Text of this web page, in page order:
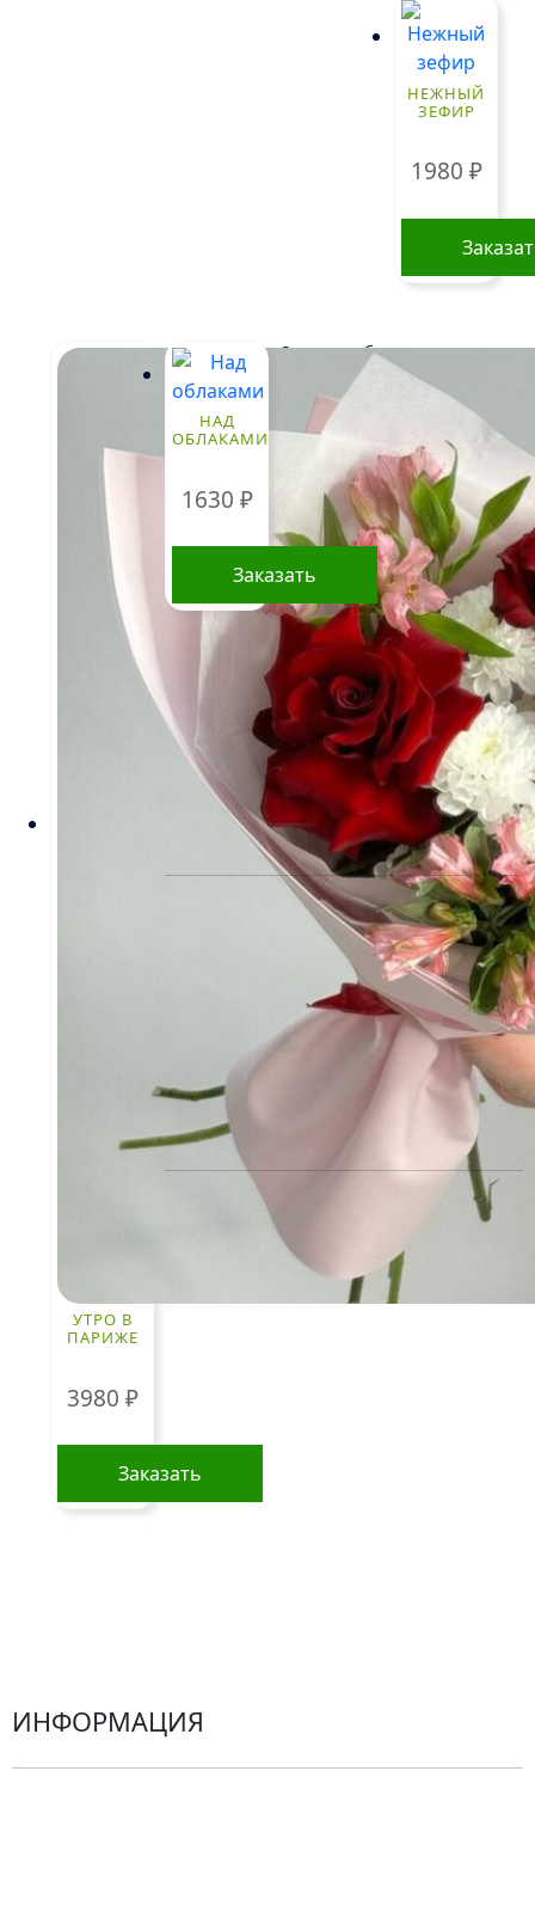
вариаций.
НЕЖНЫЙ
ЗЕФИР
1980 ₽
УТРО В
ПАРИЖЕ
3980 ₽
Заказать
НАД
ОБЛАКАМИ
1630 ₽
Заказать
Стоимость букетов и
композиций, указанная на
сайте, ориентировочна и может
меняться. Окончательная цена
зависит от доступности
определенных видов цветов,
времени года, а также может
быть выше в периоды
праздников и
предпраздничных дней.
Информация о составе букетов,
ценах на товары и услуги,
представленная на данном
сайте, предназначена
исключительно для
ознакомления и не является публичной
офертой, как это определено в Статье 437(2)
Гражданского кодекса Российской Федерации.
КЛИЕНТАМ
Политика конфиденциальности
Пользовательское соглашение
Рекомендации по уходу за цветами
ЧАСТО ИЩУТ
Гортензии
ИНФОРМАЦИЯ